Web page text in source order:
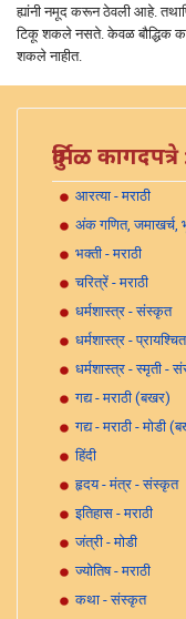
ह्यांनी नमूद करून ठेवली आहे.
टिकू शकले नसते. केवळ बौद्धिक
शकले नाहीत.
दुर्मिळ
आरत्या - मराठी
अंक गणित, जमाखर्च,
भक्ती - मराठी
चरित्रें - मराठी
धर्मशास्त्र - संस्कृत
धर्मशास्त्र -
धर्मशास्त्र - स्मृती -
गद्य - मराठी (बखर)
गद्य - मराठी - मोडी
हिंदी
हृदय - मंत्र - संस्कृत
इतिहास - मराठी
जंत्री - मोडी
ज्योतिष - मराठी
कथा - संस्कृत